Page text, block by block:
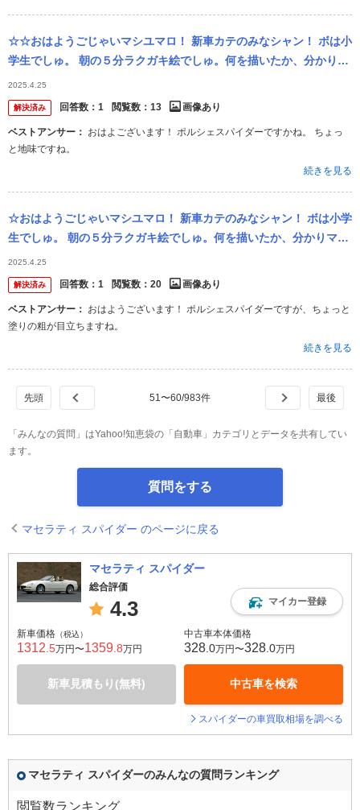
☆☆おはようごじゃいマシユマロ！ 新車カテのみなシャン！ ボは小
学生でしゅ。 朝の５分ラクガキ絵でしゅ。何を描いたか、分かりマ
シュかあ？
2025.4.25
解決済み 回答数： 1 閲覧数： 13 画像あり
ベストアンサー：
と地味ですね。
続きを見る
☆おはようごじゃいマシユマロ！ 新車カテのみなシャン！ ボは小学
生でしゅ。 朝の５分ラクガキ絵でしゅ。何を描いたか、分かりマシ
ュかあ？
2025.4.25
解決済み 回答数： 1 閲覧数： 20 画像あり
ベストアンサー：
塗りの粗が目立ちますね。
続きを見る
51 〜60/983件
「みんなの質問」はYahoo!知恵袋の「自動車」カテゴリとデータを共有してい
ます。
質問をする
マセラティ スパイダー のページに戻る
マセラティ スパイダー
総合評価
4.3 マイカー登録
新車価格 （税込）
1312 .5万円〜1359 .8万円
新車見積もり(無料)
中古車本体価格
328 .0万円〜328 .0万円
中古車を検索
スパイダーの車買取相場を調べる
マセラティ スパイダーのみんなの質問ランキング
閲覧数ランキング